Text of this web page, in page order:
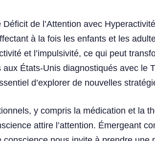
de l’Attention avec
à la fois les enfants et les
et l’impulsivité, ce qui peut
aux États-Unis diagnostiqués avec
d’explorer de nouvelles
y compris la médication et la
attire l’attention. Émergeant